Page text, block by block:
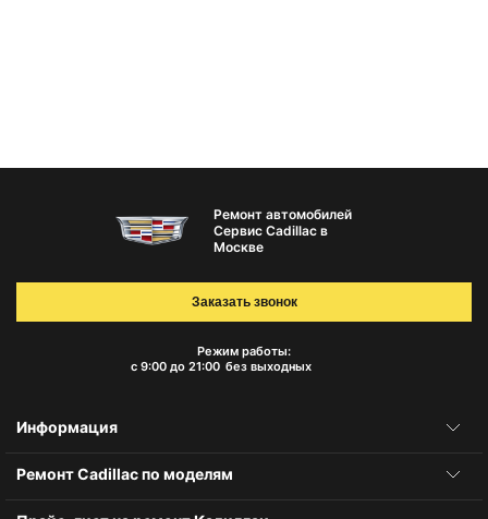
Ремонт автомобилей
Сервис Cadillac в
Москве
Режим работы:
с 9:00 до 21:00 без выходных
Заказать звонок
Информация
Ремонт Cadillac по моделям